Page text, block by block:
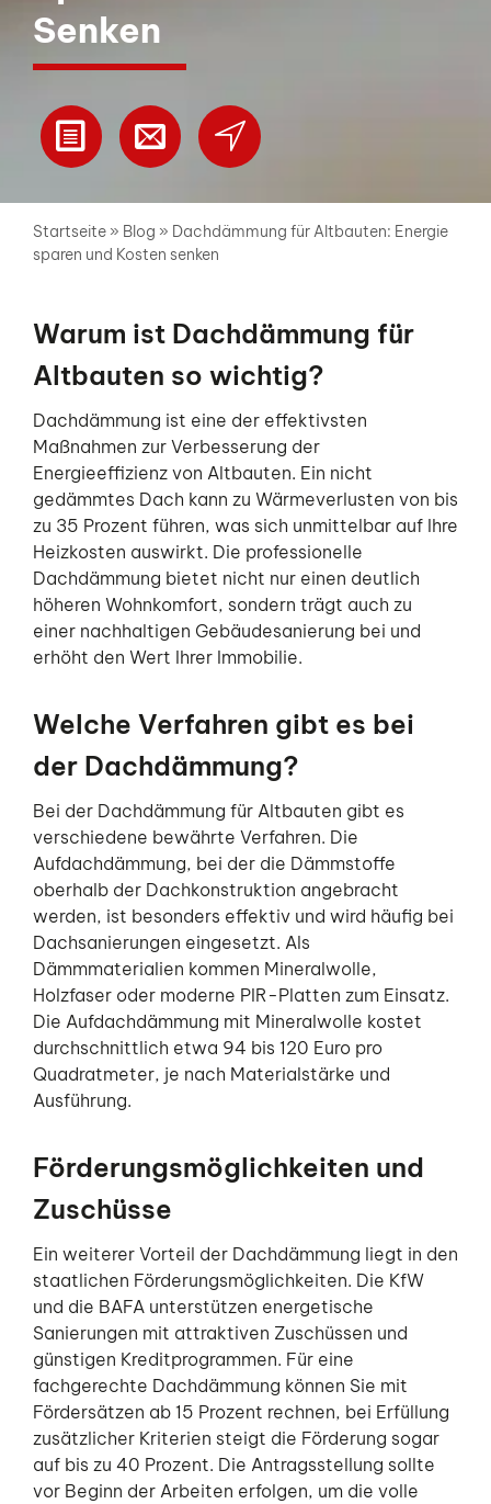
Senken
Startseite» Blog » Dachdämmung für Altbauten: Energie
sparen und Kosten senken
Warum ist Dachdämmung für
Altbauten so wichtig?
Dachdämmung ist eine der effektivsten
Maßnahmen zur Verbesserung der
Energieeffizienz von Altbauten. Ein nicht
gedämmtes Dach kann zu Wärmeverlusten von bis
zu 35 Prozent führen, was sich unmittelbar auf Ihre
Heizkosten auswirkt. Die professionelle
Dachdämmung bietet nicht nur einen deutlich
höheren Wohnkomfort, sondern trägt auch zu
einer nachhaltigen Gebäudesanierung bei und
erhöht den Wert Ihrer Immobilie.
Welche Verfahren gibt es bei
der Dachdämmung?
Bei der Dachdämmung für Altbauten gibt es
verschiedene bewährte Verfahren. Die
Aufdachdämmung, bei der die Dämmstoffe
oberhalb der Dachkonstruktion angebracht
werden, ist besonders effektiv und wird häufig bei
Dachsanierungen eingesetzt. Als
Dämmmaterialien kommen Mineralwolle,
Holzfaser oder moderne PIR-Platten zum Einsatz.
Die Aufdachdämmung mit Mineralwolle kostet
durchschnittlich etwa 94 bis 120 Euro pro
Quadratmeter, je nach Materialstärke und
Ausführung.
Förderungsmöglichkeiten und
Zuschüsse
Ein weiterer Vorteil der Dachdämmung liegt in den
staatlichen Förderungsmöglichkeiten. Die KfW
und die BAFA unterstützen energetische
Sanierungen mit attraktiven Zuschüssen und
günstigen Kreditprogrammen. Für eine
fachgerechte Dachdämmung können Sie mit
Fördersätzen ab 15 Prozent rechnen, bei Erfüllung
zusätzlicher Kriterien steigt die Förderung sogar
auf bis zu 40 Prozent. Die Antragsstellung sollte
vor Beginn der Arbeiten erfolgen, um die volle